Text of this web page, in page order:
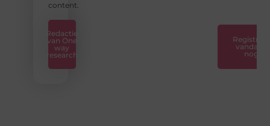
content.
Redactie
van One
way
research
Registreer
vandaag
nog